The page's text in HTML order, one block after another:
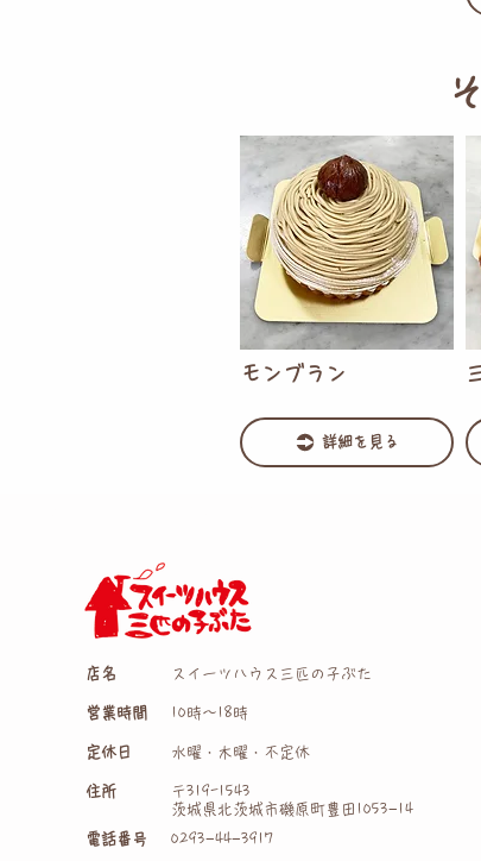
モンブラン
詳細を見る
店名 スイーツハウス三匹の子ぶた
営業時間 10時〜18時
定休日 水曜・木曜・不定休
住所
〒319-1543
茨城県北茨城市磯原町豊田1053−14
電話番号
0293−44−3917